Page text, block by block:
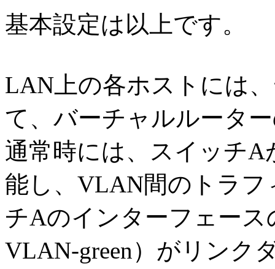
基本設定は以上です。
LAN上の各ホストには
て、バーチャルルータ
通常時には、スイッチ
能し、VLAN間のトラ
チAのインターフェー
VLAN-green）がリンク